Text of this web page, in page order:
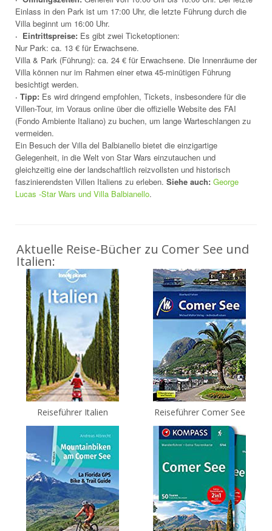
Einlass in den Park ist um 17:00 Uhr, die letzte Führung durch die
Villa beginnt um 16:00 Uhr.
· Eintrittspreise: Es gibt zwei Ticketoptionen:
Nur Park: ca. 13 € für Erwachsene.
Villa & Park (Führung): ca. 24 € für Erwachsene. Die Innenräume der
Villa können nur im Rahmen einer etwa 45-minütigen Führung
besichtigt werden.
· Tipp: Es wird dringend empfohlen, Tickets, insbesondere für die
Villen-Tour, im Voraus online über die offizielle Website des FAI
(Fondo Ambiente Italiano) zu buchen, um lange Warteschlangen zu
vermeiden.
Ein Besuch der Villa del Balbianello bietet die einzigartige
Gelegenheit, in die Welt von Star Wars einzutauchen und
gleichzeitig eine der landschaftlich reizvollsten und historisch
faszinierendsten Villen Italiens zu erleben. Siehe auch: George
Lucas -Star Wars und Villa Balbianello.
Aktuelle Reise-Bücher zu Comer See und
Italien:
Reiseführer Italien Reiseführer Comer See